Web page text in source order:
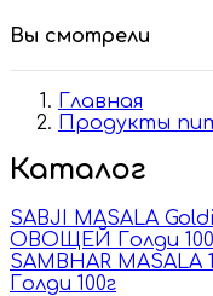
Вы смотрели
Главная
Продукты
Каталог
SABJI MASALA
ОВОЩЕЙ Голди
SAMBHAR
Голди 100г